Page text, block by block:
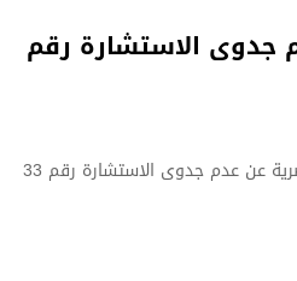
جدوى الاستشارة رقم
يعلن معهد تسيير التقنيات الحضرية عن عدم جدوى الاستشارة رقم 33